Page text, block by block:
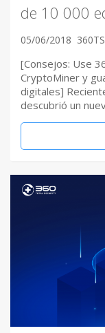
de 10 000
05/06/2018 360TS
[Consejos: Use
CryptoMiner y
digitales]
descubrió un